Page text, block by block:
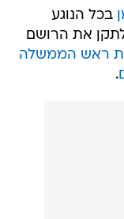
בכל הנוגע
לתקן את הרושם
ראש הממשלה
.